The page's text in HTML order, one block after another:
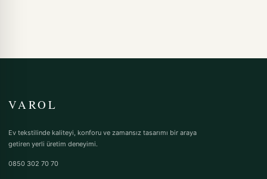
VAROL
Ev tekstilinde kaliteyi, konforu ve zamansız tasarımı bir araya
getiren yerli üretim deneyimi.
0850 302 70 70